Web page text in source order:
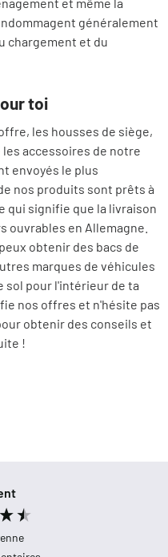
généralement
chargement et du
toi
les housses de siège,
accessoires de notre
envoyés le plus
nos produits sont prêts à
qui signifie que la livraison
ouvrables en Allemagne.
obtenir des bacs de
marques de véhicules
sol pour l'intérieur de ta
nos offres et n'hésite pas
obtenir des conseils et
!